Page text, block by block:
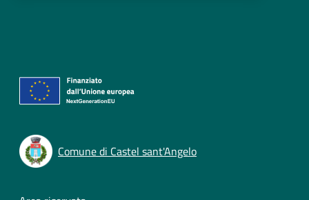
Comune di Castel sant'Angelo